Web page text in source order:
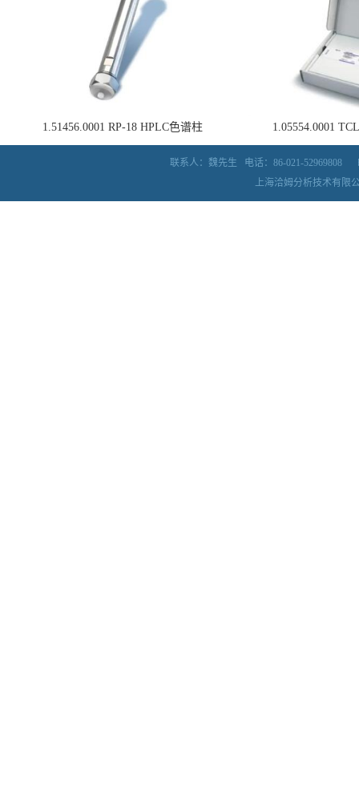
1.51456.0001 RP-18 HPLC色谱柱 1.05554.0001
联系人：魏先生 电话：86-021-52969808
上海洽姆分析技术有限